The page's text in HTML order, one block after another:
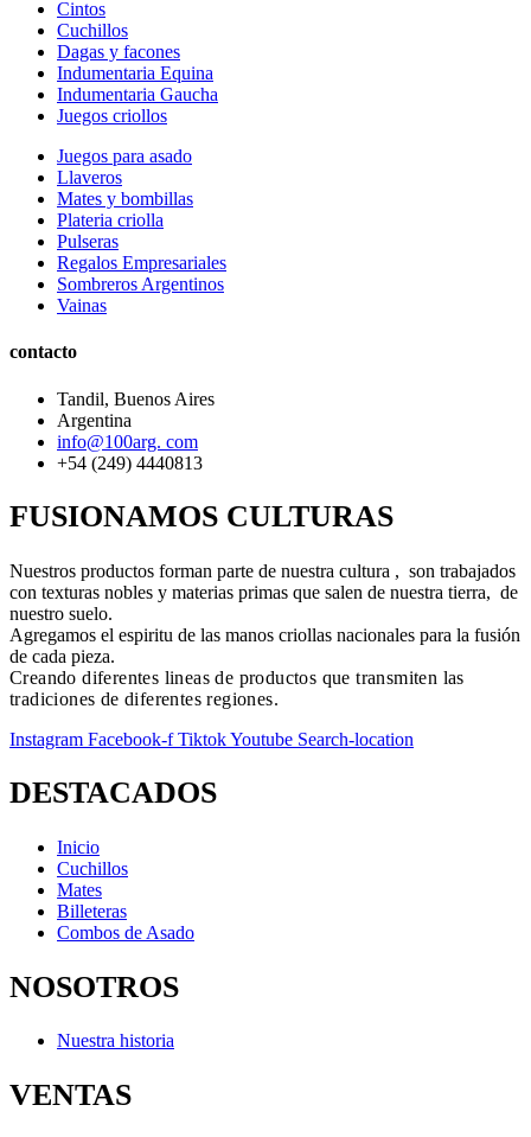
Cintos
Cuchillos
Dagas y facones
Indumentaria Equina
Indumentaria Gaucha
Juegos criollos
Juegos para asado
Llaveros
Mates y bombillas
Plateria criolla
Pulseras
Regalos Empresariales
Sombreros Argentinos
Vainas
contacto
Tandil, Buenos Aires
Argentina
info@100arg. com
+54 (249) 4440813
FUSIONAMOS CULTURAS
Nuestros productos forman parte de nuestra cultura , son trabajados
con texturas nobles y materias primas que salen de nuestra tierra, de
nuestro suelo.
Agregamos el espiritu de las manos criollas nacionales para la fusión
de cada pieza.
Creando diferentes lineas de productos que transmiten las
tradiciones de diferentes regiones.
Instagram Facebook-f TiktokYoutube Search-location
DESTACADOS
Inicio
Cuchillos
Mates
Billeteras
Combos de Asado
NOSOTROS
Nuestra historia
VENTAS